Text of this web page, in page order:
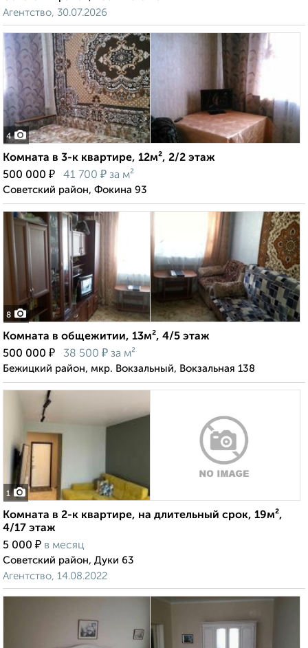
Агентство, 30.07.2026
4
Комната в 3-к квартире, 12м², 2/2 этаж
500 000 ₽ 41 700 ₽ за м²
Советский район, Фокина 93
8
Комната в общежитии, 13м², 4/5 этаж
500 000 ₽ 38 500 ₽ за м²
Бежицкий район, мкр. Вокзальный, Вокзальная 138
1
Комната в 2-к квартире, на длительный срок, 19м²,
4/17 этаж
5 000 ₽ в месяц
Советский район, Дуки 63
Агентство, 14.08.2022